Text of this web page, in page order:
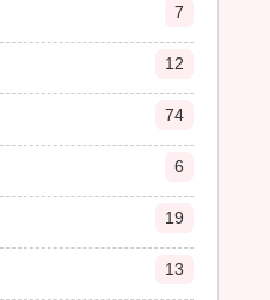
7
12
74
6
19
13